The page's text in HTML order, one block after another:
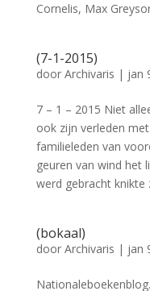
Cornelis, Max
(7-1-2015)
door Archivaris | jan
7 – 1 – 2015 Niet
ook zijn verleden
familieleden van
geuren van wind het
werd gebracht knikte
(bokaal)
door Archivaris | jan